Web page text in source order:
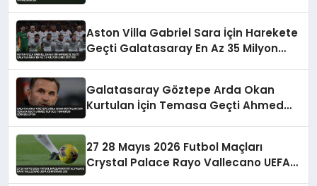
Aston Villa Gabriel Sara İçin Harekete
Geçti Galatasaray En Az 35 Milyon
Galatasaray Göztepe Arda Okan
Kurtulan İçin Temasa Geçti Ahmed
27 28 Mayıs 2026 Futbol Maçları
Crystal Palace Rayo Vallecano UEFA